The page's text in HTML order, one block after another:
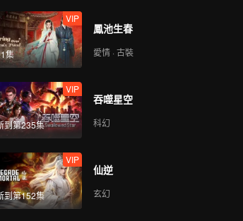
集
VIP
鳳池生春
愛情 · 古裝
到第235集
VIP
吞噬星空
科幻
到第152集
VIP
仙逆
玄幻